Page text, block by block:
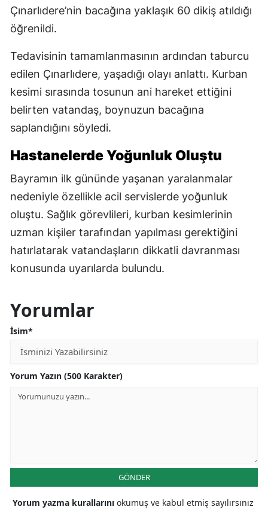
Çınarlıdere’nin bacağına yaklaşık 60 dikiş atıldığı
öğrenildi.
Tedavisinin tamamlanmasının ardından taburcu
edilen Çınarlıdere, yaşadığı olayı anlattı. Kurban
kesimi sırasında tosunun ani hareket ettiğini
belirten vatandaş, boynuzun bacağına
saplandığını söyledi.
Hastanelerde Yoğunluk Oluştu
Bayramın ilk gününde yaşanan yaralanmalar
nedeniyle özellikle acil servislerde yoğunluk
oluştu. Sağlık görevlileri, kurban kesimlerinin
uzman kişiler tarafından yapılması gerektiğini
hatırlatarak vatandaşların dikkatli davranması
konusunda uyarılarda bulundu.
Yorumlar
İsim*
Yorum Yazın (500 Karakter)
GÖNDER
Yorum yazma kurallarını okumuş ve kabul etmiş sayılırsınız